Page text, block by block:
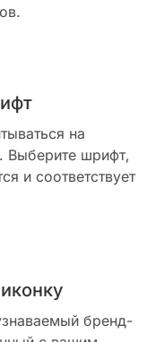
на
Выберите шрифт,
и соответствует
бренд-